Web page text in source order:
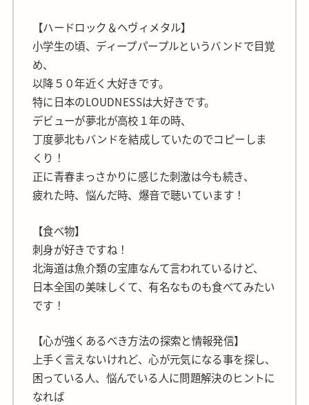
【ハードロック＆ヘヴィメタル】
小学生の頃、ディープパープルというバンドで目覚
め、
以降５０年近く大好きです。
特に日本のLOUDNESSは大好きです。
デビューが夢北が高校１年の時、
丁度夢北もバンドを結成していたのでコピーしま
くり！
正に青春まっさかりに感じた刺激は今も続き、
疲れた時、悩んだ時、爆音で聴いています！
【食べ物】
刺身が好きですね！
北海道は魚介類の宝庫なんて言われているけど、
日本全国の美味しくて、有名なものも食べてみたい
です！
【心が強くあるべき方法の探索と情報発信】
上手く言えないけれど、心が元気になる事を探し、
困っている人、悩んでいる人に問題解決のヒントに
なれば